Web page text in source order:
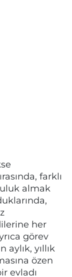
farklı
almak
her
görev
aylık, yıllık
özen
evladı